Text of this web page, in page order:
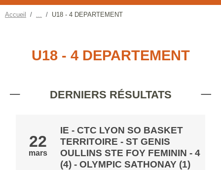
Accueil U18 - 4 DEPARTEMENT
U18 - 4 DEPARTEMENT
DERNIERS RÉSULTATS
22
mars
IE - CTC LYON SO BASKET
TERRITOIRE - ST GENIS
OULLINS STE FOY FEMININ - 4
(4) - OLYMPIC SATHONAY (1)